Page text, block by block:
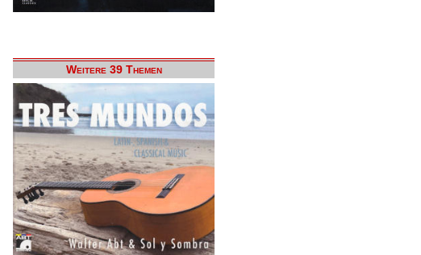
Weitere 39 Themen